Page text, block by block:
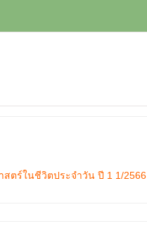
ตร์ในชีวิตประจำวัน ปี 1 1/2566